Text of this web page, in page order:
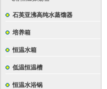
石英亚沸高纯水蒸馏器
培养箱
恒温水箱
低温恒温槽
恒温水浴锅